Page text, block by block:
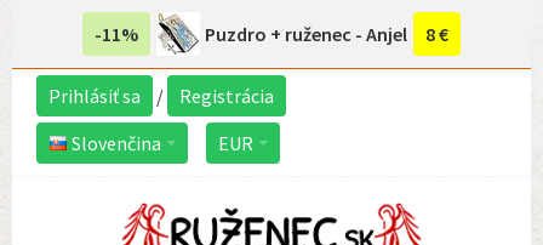
-11% Puzdro + ruženec - Anjel 8 €
Prihlásiť sa /
Registrácia
Slovenčina
EUR